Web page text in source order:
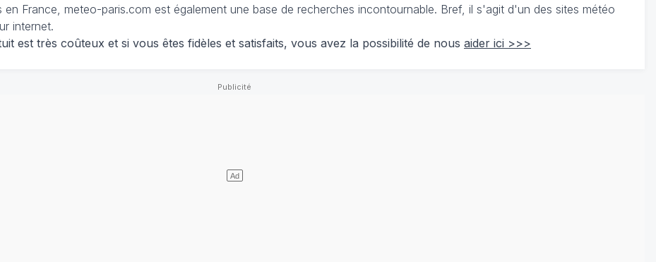
en France, meteo-paris.com est également une base de recherches incontournable. Bref, il s'agit d'un des sites météo
internet.
est très coûteux et si vous êtes fidèles et satisfaits, vous avez la possibilité de nous aider ici >>>